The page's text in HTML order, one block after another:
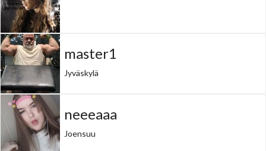
master1
Jyväskylä
neeeaaa
Joensuu